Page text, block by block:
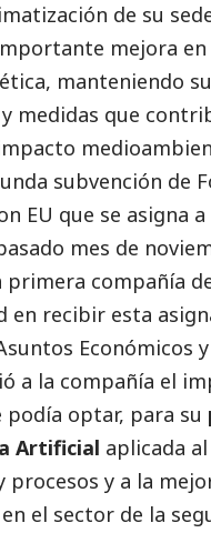
de su
mejora en
manteniendo
medidas que
subvención de
EU que se asigna
mes de
primera compañía
en recibir esta
Económicos
a la compañía el
podía optar, para su
Artificial aplicada
procesos y a la
el sector de la